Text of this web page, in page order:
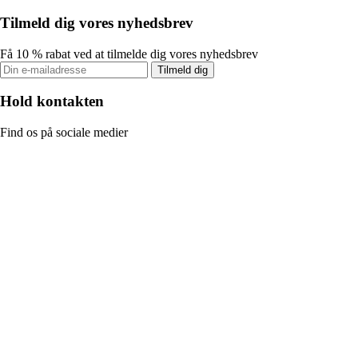
Tilmeld dig vores nyhedsbrev
Få 10 % rabat ved at tilmelde dig vores nyhedsbrev
Tilmeld dig
Hold kontakten
Find os på sociale medier